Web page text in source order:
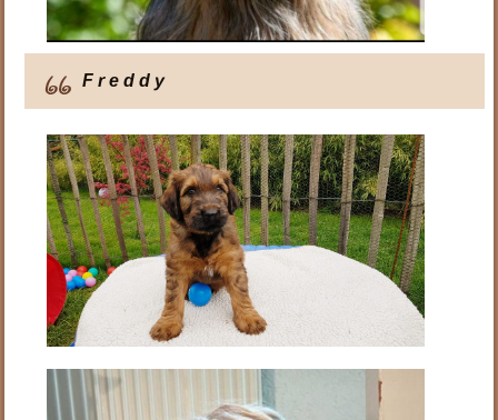
F r e d d y